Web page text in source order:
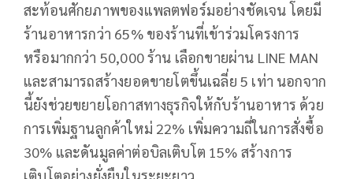
สะท้อนศักยภาพของแพลตฟอร์มอย่างชัดเจน โดยมี
ร้านอาหารกว่า 65% ของร้านที่เข้าร่วมโครงการ
หรือมากกว่า 50,000 ร้าน เลือกขายผ่าน LINE MAN
และสามารถสร้างยอดขายโตขึ้นเฉลี่ย 5 เท่า นอกจาก
นี้ยังช่วยขยายโอกาสทางธุรกิจให้กับร้านอาหาร ด้วย
การเพิ่มฐานลูกค้าใหม่ 22% เพิ่มความถี่ในการสั่งซื้อ
30% และดันมูลค่าต่อบิลเติบโต 15% สร้างการ